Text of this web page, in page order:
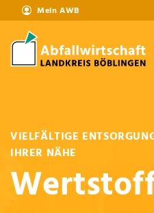
Mein AWB
VIELFÄLTIGE
IHRER NÄHE